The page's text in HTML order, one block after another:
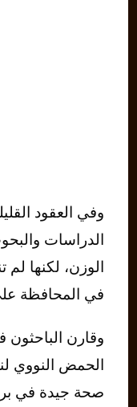
وفي العقود
الدراسات
الوزن، لكنها
في المحافظة
وقارن